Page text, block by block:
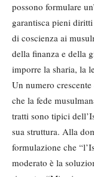
possono formulare
garantisca pieni
di coscienza ai
della finanza e della
imporre la sharia, la
Un numero
che la fede
tratti sono tipici
sua struttura. Alla
formulazione che
moderato è la